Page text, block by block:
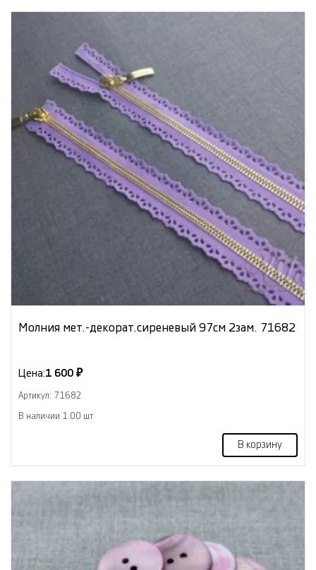
Молния мет.-декорат.сиреневый 97см 2зам. 71682
Цена:1 600 ₽
Артикул: 71682
В наличии 1.00 шт
В корзину